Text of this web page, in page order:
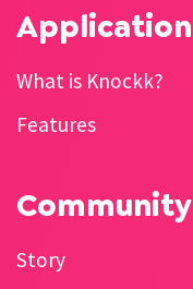
Application
What is Knockk?
Features
Community
Story